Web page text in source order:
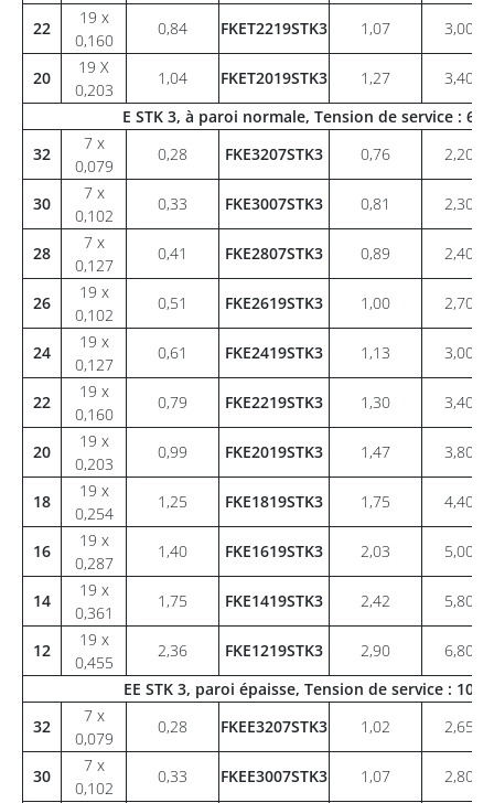
22
19 x
0,160
0,84 FKET2219STK3 1,07 3,00
20
19 X
0,203
1,04 FKET2019STK3 1,27
3,40
E STK 3, à paroi normale, Tension de service :
32
7 x
0,079
0,28 FKE3207STK3 0,76 2,20
30
7 x
0,102
0,33 FKE3007STK3 0,81 2,30
28
7 x
0,127
0,41 FKE2807STK3 0,89 2,40
26
19 x
0,102
0,51 FKE2619STK3 1,00 2,70
24
19 x
0,127
0,61 FKE2419STK3 1,13 3,00
22
19 x
0,160
0,79 FKE2219STK3 1,30 3,40
20
19 x
0,203
0,99 FKE2019STK3 1,47 3,80
18
19 x
0,254
1,25 FKE1819STK3 1,75 4,40
16
19 x
0,287
1,40 FKE1619STK3 2,03 5,00
14
19 x
0,361
1,75 FKE1419STK3 2,42 5,80
12
19 x
0,455
2,36 FKE1219STK3 2,90
6,80
EE STK 3, paroi épaisse, Tension de service :
32
7 x
0,079
0,28 FKEE3207STK3 1,02 2,65
30
7 x
0,102
0,33 FKEE3007STK3 1,07 2,80